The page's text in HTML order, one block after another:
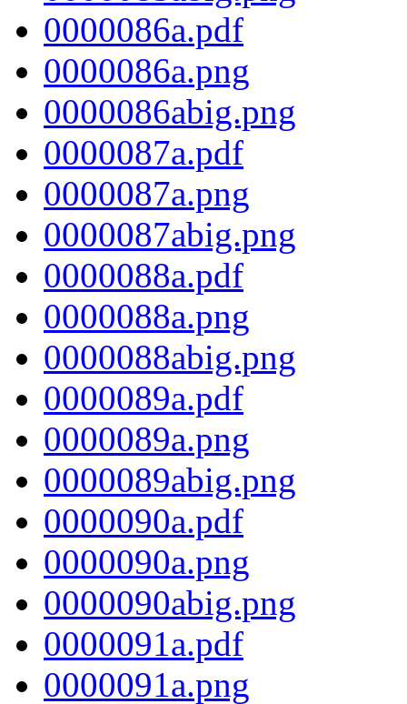
0000086a.pdf
0000086a.png
0000086abig.png
0000087a.pdf
0000087a.png
0000087abig.png
0000088a.pdf
0000088a.png
0000088abig.png
0000089a.pdf
0000089a.png
0000089abig.png
0000090a.pdf
0000090a.png
0000090abig.png
0000091a.pdf
0000091a.png